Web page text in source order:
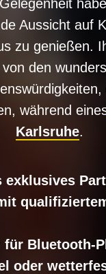
Aussicht auf
zu genießen.
den
während
Karlsruhe.
exklusives
für Bluetooth-
oder